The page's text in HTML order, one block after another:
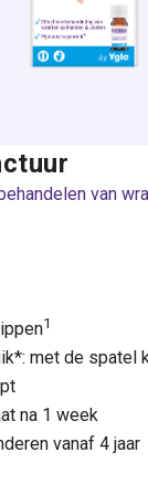
van
1
met de spatel
na 1 week
vanaf 4 jaar